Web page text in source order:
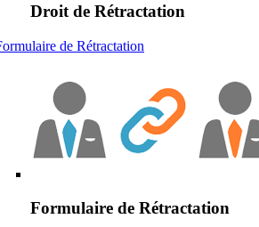
Droit de Rétractation
de Rétractation
Formulaire de Rétractation